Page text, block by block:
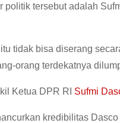
tersebut adalah
tidak bisa diserang
orang terdekatnya
Ketua DPR RI Sufmi
kredibilitas